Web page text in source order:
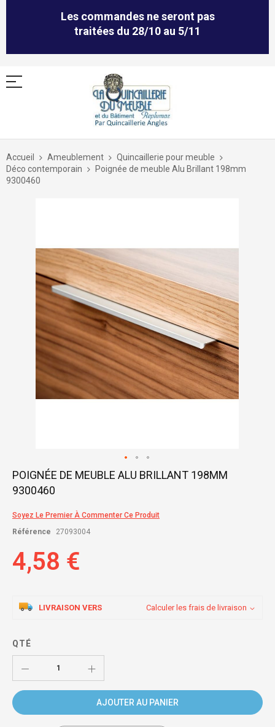
Les commandes ne seront pas
traitées du 28/10 au 5/11
Allez
contenu
Accueil Ameublement
Quincaillerie pour meuble
Déco contemporain
Poignée de meuble Alu Brillant 198mm
9300460
images
Skip
the
of
images
POIGNÉE DE MEUBLE ALU BRILLANT 198MM
9300460
Soyez Le Premier À Commenter Ce Produit
Référence
27093004
4,58 €
LIVRAISON VERS Calculer les frais de livraison
QTÉ
AJOUTER AU PANIER